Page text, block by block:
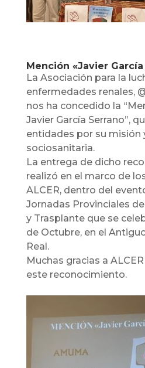
Mención «Javier
La Asociación para la
enfermedades renales,
nos ha concedido la
Javier García Serrano”,
entidades por su misión
sociosanitaria.
La entrega de dicho
realizó en el marco de
ALCER, dentro del
Jornadas Provinciales
y Trasplante que se
de Octubre, en el
Real.
Muchas gracias a
este reconocimiento.